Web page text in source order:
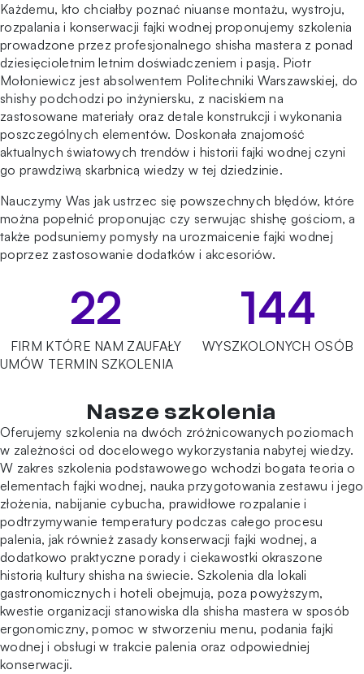
Każdemu, kto chciałby poznać niuanse montażu, wystroju,
rozpalania i konserwacji fajki wodnej proponujemy szkolenia
prowadzone przez profesjonalnego shisha mastera z ponad
dziesięcioletnim letnim doświadczeniem i pasją. Piotr
Mołoniewicz jest absolwentem Politechniki Warszawskiej, do
shishy podchodzi po inżyniersku, z naciskiem na
zastosowane materiały oraz detale konstrukcji i wykonania
poszczególnych elementów. Doskonała znajomość
aktualnych światowych trendów i historii fajki wodnej czyni
go prawdziwą skarbnicą wiedzy w tej dziedzinie.
Nauczymy Was jak ustrzec się powszechnych błędów, które
można popełnić proponując czy serwując shishę gościom, a
także podsuniemy pomysły na urozmaicenie fajki wodnej
poprzez zastosowanie dodatków i akcesoriów.
22
FIRM KTÓRE NAM ZAUFAŁY
144
WYSZKOLONYCH OSÓB
UMÓW TERMIN SZKOLENIA
Nasze szkolenia
Oferujemy szkolenia na dwóch zróżnicowanych poziomach
w zależności od docelowego wykorzystania nabytej wiedzy.
W zakres szkolenia podstawowego wchodzi bogata teoria o
elementach fajki wodnej, nauka przygotowania zestawu i jego
złożenia, nabijanie cybucha, prawidłowe rozpalanie i
podtrzymywanie temperatury podczas całego procesu
palenia, jak również zasady konserwacji fajki wodnej, a
dodatkowo praktyczne porady i ciekawostki okraszone
historią kultury shisha na świecie. Szkolenia dla lokali
gastronomicznych i hoteli obejmują, poza powyższym,
kwestie organizacji stanowiska dla shisha mastera w sposób
ergonomiczny, pomoc w stworzeniu menu, podania fajki
wodnej i obsługi w trakcie palenia oraz odpowiedniej
konserwacji.